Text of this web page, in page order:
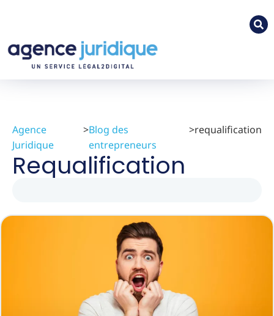
Agence
Juridique
>Blog des
entrepreneurs
>requalification
Requalification